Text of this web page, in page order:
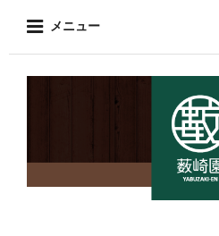
メニュー